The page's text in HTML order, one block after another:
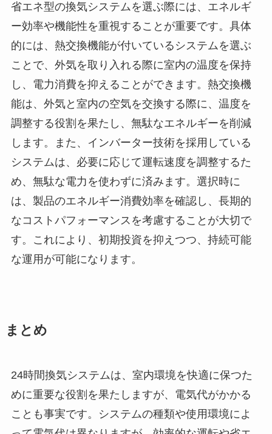
省エネ型の換気システムを選ぶ際には、エネルギ
ー効率や機能性を重視することが重要です。具体
的には、熱交換機能が付いているシステムを選ぶ
ことで、外気を取り入れる際に室内の温度を保持
し、電力消費を抑えることができます。熱交換機
能は、外気と室内の空気を交換する際に、温度を
調整する役割を果たし、無駄なエネルギーを削減
します。また、インバーター技術を採用している
システムは、必要に応じて運転速度を調整するた
め、無駄な電力を使わずに済みます。選択時に
は、製品のエネルギー消費効率を確認し、長期的
なコストパフォーマンスを考慮することが大切で
す。これにより、初期投資を抑えつつ、持続可能
な運用が可能になります。
まとめ
24時間換気システムは、室内環境を快適に保つた
めに重要な役割を果たしますが、電気代がかかる
ことも事実です。システムの種類や使用環境によ